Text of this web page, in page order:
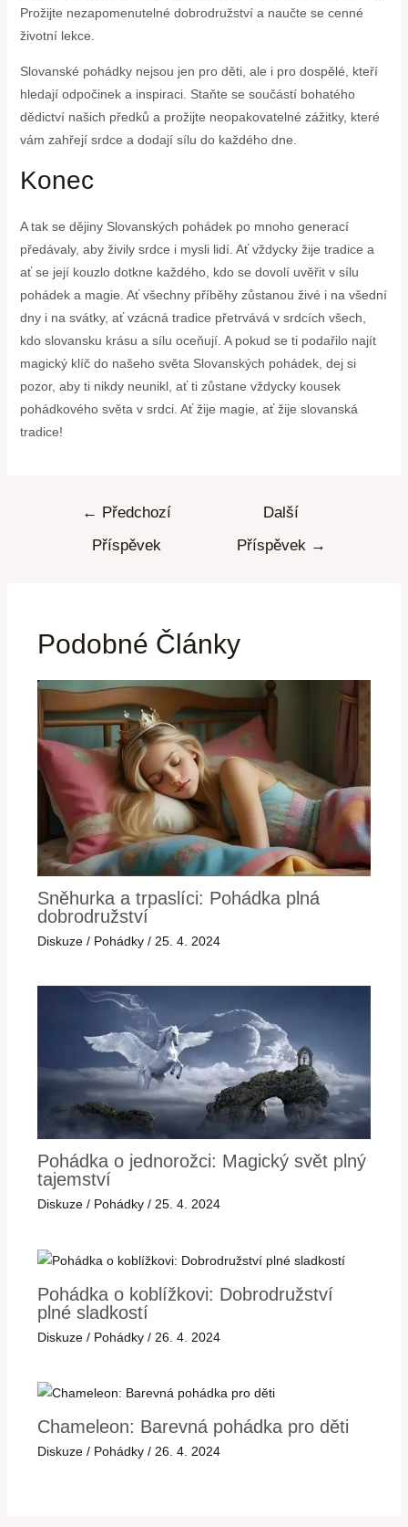
Prožijte ⁣nezapomenutelné ⁣dobrodružství⁤ a naučte se cenné
životní lekce.
Slovanské pohádky nejsou⁤ jen ⁤pro děti, ale i pro ​dospělé, ⁤kteří⁢
hledají​ odpočinek a⁢ inspiraci. Staňte⁤ se součástí bohatého‌
dědictví ‍našich⁣ předků a prožijte neopakovatelné zážitky, které
vám zahřejí srdce​ a dodají ​sílu do ⁣každého dne.
Konec
A tak‍ se ​dějiny Slovanských pohádek po‌ mnoho generací
předávaly, aby‍ živily srdce i mysli lidí. ⁢Ať vždycky žije⁣ tradice a
ať ⁢se její‍ kouzlo dotkne každého, ‌kdo ⁢se dovolí uvěřit v sílu
pohádek a magie. Ať všechny příběhy ⁤zůstanou živé i ​na všední
dny i na svátky, ať ​vzácná tradice přetrvává v srdcích všech,
kdo⁢ slovansku krásu a sílu oceňují. A pokud se ti podařilo najít
magický klíč do ‍našeho ‌světa‌ Slovanských⁤ pohádek, ‍dej si​
pozor, aby ⁢ti nikdy ⁤neunikl, ať⁤ ti zůstane vždycky kousek
pohádkového světa‌ v‌ srdci. Ať žije magie, ať ⁣žije⁣ slovanská
tradice!
← Předchozí
Příspěvek
Další
Příspěvek →
Podobné Články
Sněhurka a trpaslíci: Pohádka plná
dobrodružství
Diskuze / Pohádky / 25. 4. 2024
Pohádka o jednorožci: Magický svět plný
tajemství
Diskuze / Pohádky / 25. 4. 2024
Pohádka o koblížkovi: Dobrodružství
plné sladkostí
Diskuze / Pohádky / 26. 4. 2024
Chameleon: Barevná pohádka pro děti
Diskuze / Pohádky /26. 4. 2024